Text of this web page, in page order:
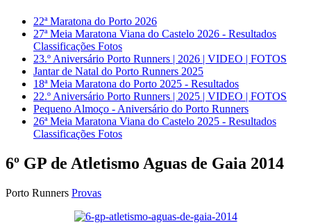
22ª Maratona do Porto 2026
27ª Meia Maratona Viana do Castelo 2026 - Resultados
Classificações Fotos
23.º Aniversário Porto Runners | 2026 | VIDEO | FOTOS
Jantar de Natal do Porto Runners 2025
18ª Meia Maratona do Porto 2025 - Resultados
22.º Aniversário Porto Runners | 2025 | VIDEO | FOTOS
Pequeno Almoço - Aniversário do Porto Runners
26ª Meia Maratona Viana do Castelo 2025 - Resultados
Classificações Fotos
6º GP de Atletismo Aguas de Gaia 2014
Porto Runners Provas